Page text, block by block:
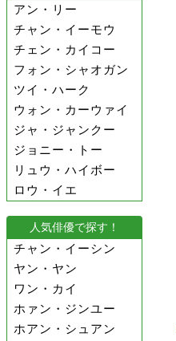
アン・リー
チャン・イーモウ
チェン・カイコー
フォン・シャオガン
ツイ・ハーク
ウォン・カーウァイ
ジャ・ジャンクー
ジョニー・トー
リュウ・ハイボー
ロウ・イエ
人気俳優で探す！
チャン・イーシン
ヤン・ヤン
ワン・カイ
ホァン・ジンユー
ホアン・シュアン